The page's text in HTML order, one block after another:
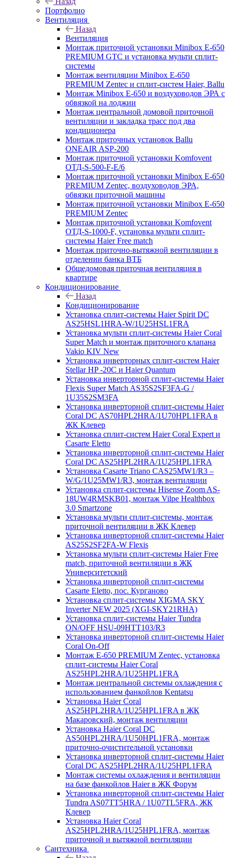
Портфолио
Вентиляция
Назад
Вентиляция
Монтаж приточной установки Minibox E-650
PREMIUM GTC и установка мульти сплит-
системы
Монтаж вентиляции Minibox E-650
PREMIUM Zentec и сплит-систем Haier, Ballu
Монтаж Minibox E-650 и воздуховодов ЭРА с
обвязкой на лоджии
Монтаж центральной домовой приточной
вентиляции и закладка трасс под два
кондиционера
Монтаж приточных установок Ballu
ONEAIR ASP-200
Монтаж приточной установки Komfovent
ОТД-S-500-F-E/6
Монтаж приточной установки Minibox E-650
PREMIUM Zentec, воздуховодов ЭРА,
обвязки приточной машины
Монтаж приточной установки Minibox E-650
PREMIUM Zentec
Монтаж приточной установки Komfovent
ОТД-S-1000-F, установка мульти сплит-
системы Haier Free match
Монтаж приточно-вытяжной вентиляции в
отделении банка ВТБ
Общедомовая приточная вентиляция в
квартире
Кондиционирование
Назад
Кондиционирование
Установка сплит-системы Haier Spirit DC
AS25HSL1HRA-W/1U25HSL1FRA
Установка мульти сплит-системы Haier Coral
Super Match и монтаж приточного клапана
Vakio KIV New
Установка инверторных сплит-систем Haier
Stellar HP -20С и Haier Quantum
Установка инверторной сплит-системы Haier
Flexis Super Match AS35S2SF3FA-G /
1U35S2SM3FA
Установка инверторной сплит-системы Haier
Coral DC AS70HPL2HRA/1U70HPL1FRA в
ЖК Клевер
Установка сплит-систем Haier Coral Expert и
Casarte Eletto
Установка инверторной сплит-системы Haier
Coral DC AS25HPL2HRA/1U25HPL1FRA
Установка Casarte Triano CAS25MW1/R3 –
W/G/1U25MW1/R3, монтаж вентиляции
Установка сплит-системы Hisense Zoom AS-
18UW4RMSKB01, монтаж Vilpe Healthbox
3.0 Smartzone
Установка мульти сплит-системы, монтаж
приточной вентиляции в ЖК Клевер
Установка инверторной сплит-системы Haier
AS25S2SF2FA-W Flexis
Установка мульти сплит-системы Haier Free
match, приточной вентиляции в ЖК
Университетский
Установка инверторной сплит-системы
Casarte Eletto, пос. Курганово
Установка сплит-системы XIGMA SKY
Inverter NEW 2025 (XGI-SKY21RHA)
Установка сплит-системы Haier Tundra
ON/OFF HSU-09HTT103/R3
Установка инверторной сплит-системы Haier
Coral On-Off
Монтаж E-650 PREMIUM Zentec, установка
сплит-системы Haier Coral
AS25HPL2HRA/1U25HPL1FRA
Монтаж центральной системы охлаждения с
использованием фанкойлов Kentatsu
Установка Haier Coral
AS25HPL2HRA/1U25HPL1FRA в ЖК
Макаровский, монтаж вентиляции
Установка Haier Coral DC
AS50HPL2HRA/1U50HPL1FRA, монтаж
приточно-очистительной установки
Установка инверторной сплит-системы Haier
Coral DC AS25HPL2HRA/1U25HPL1FRA
Монтаж системы охлаждения и вентиляции
на базе фанкойлов Haier в ЖК Форум
Установка инверторной сплит-системы Haier
Tundra AS07TT5HRA / 1U07TL5FRA, ЖК
Клевер
Установка Haier Coral
AS25HPL2HRA/1U25HPL1FRA, монтаж
приточной и вытяжной вентиляции
Сантехника